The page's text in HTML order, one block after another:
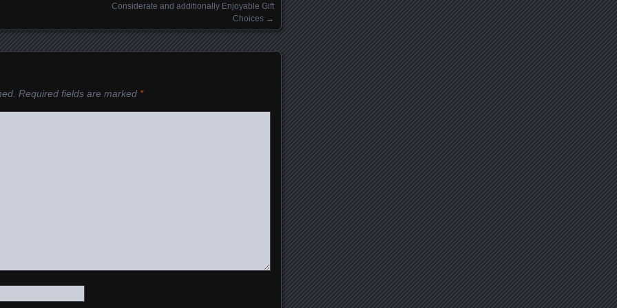
Considerate and additionally Enjoyable Gift
Choices →
Required fields are marked *